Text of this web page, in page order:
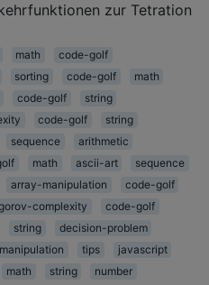
zur Tetration
math
code-golf
sorting code-golf
math
code-golf
string
code-golf
string
sequence
arithmetic
math ascii-art
sequence
array-manipulation
code-golf
complexity
code-golf
string
decision-problem
tips
javascript
math string
number